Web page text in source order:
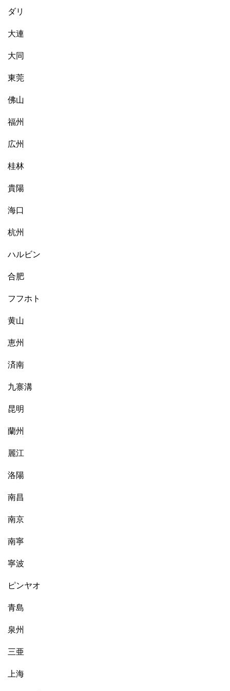
ダリ
大連
大同
東莞
佛山
福州
広州
桂林
貴陽
海口
杭州
ハルビン
合肥
フフホト
黄山
恵州
済南
九寨溝
昆明
蘭州
麗江
洛陽
南昌
南京
南寧
寧波
ピンヤオ
青島
泉州
三亜
上海